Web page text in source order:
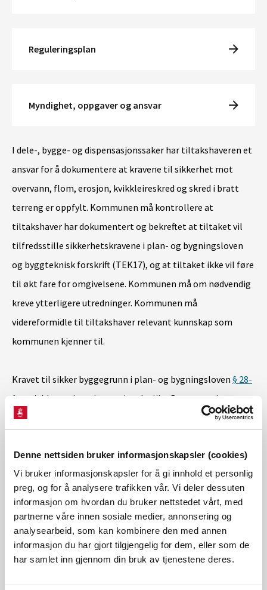
Denne nettsiden bruker informasjonskapsler (cookies)
Vi bruker informasjonskapsler for å gi innhold et personlig
preg, og for å analysere trafikken vår. Vi deler dessuten
informasjon om hvordan du bruker nettstedet vårt, med
partnerne våre innen sosiale medier, annonsering og
analysearbeid, som kan kombinere den med annen
informasjon du har gjort tilgjengelig for dem, eller som de
har samlet inn gjennom din bruk av tjenestene deres.
Reguleringsplan
Myndighet, oppgaver og ansvar
I dele-, bygge- og dispensasjonssaker har tiltakshaveren et
ansvar for å dokumentere at kravene til sikkerhet mot
overvann, flom, erosjon, kvikkleireskred og skred i bratt
terreng er oppfylt. Kommunen må kontrollere at
tiltakshaver har dokumentert og bekreftet at tiltaket vil
tilfredsstille sikkerhetskravene i plan- og bygningsloven
og byggteknisk forskrift (TEK17), og at tiltaket ikke vil føre
til økt fare for omgivelsene. Kommunen må om nødvendig
kreve ytterligere utredninger. Kommunen må
videreformidle til tiltakshaver relevant kunnskap som
kommunen kjenner til.
Kravet til sikker byggegrunn i plan- og bygningsloven § 28-
1
gjelder uavhengig av søknadsplikt. Bestemmelsen er
selvstendig avslagshjemmel for kommunen i dele-, bygge-
NVE besvarer konkrete spørsmål knyttet til byggesaker der
NVEs saksområder er berørt, selv om vi i de fleste saker ikke
har noen formell rolle og ikke skal høres.
Særlig om NVEs rolle og myndighet i